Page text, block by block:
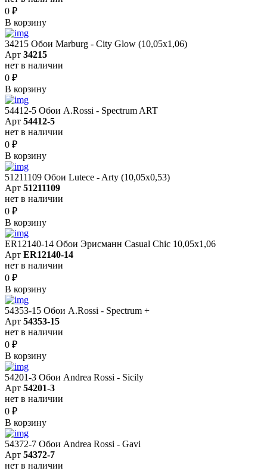
0 ₽
В корзину
34215 Обои Marburg - City Glow (10,05x1,06)
Арт 34215
нет в наличии
0 ₽
В корзину
54412-5 Обои A.Rossi - Spectrum ART
Арт 54412-5
нет в наличии
0 ₽
В корзину
51211109 Обои Lutece - Arty (10,05x0,53)
Арт 51211109
нет в наличии
0 ₽
В корзину
ER12140-14 Обои Эрисманн Casual Chic 10,05x1,06
Арт ER12140-14
нет в наличии
0 ₽
В корзину
54353-15 Обои A.Rossi - Spectrum +
Арт 54353-15
нет в наличии
0 ₽
В корзину
54201-3 Обои Andrea Rossi - Sicily
Арт 54201-3
нет в наличии
0 ₽
В корзину
54372-7 Обои Andrea Rossi - Gavi
Арт 54372-7
нет в наличии